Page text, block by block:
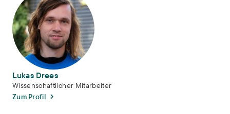
Lukas Drees
Wissenschaftlicher Mitarbeiter
Zum Profil